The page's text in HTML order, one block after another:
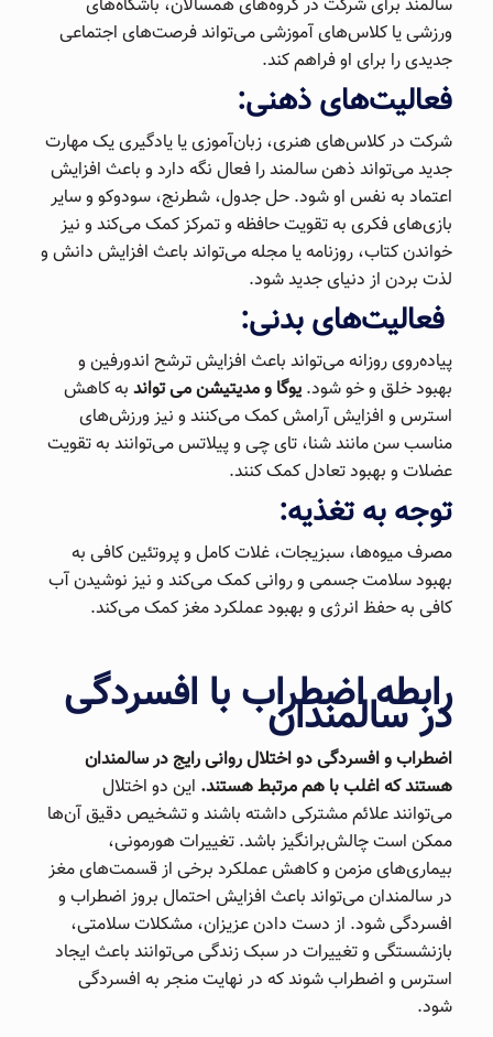
سالمند برای شرکت در گروه‌های همسالان، باشگاه‌های
ورزشی یا کلاس‌های آموزشی می‌تواند فرصت‌های اجتماعی
جدیدی را برای او فراهم کند.
فعالیت‌های ذهنی:
شرکت در کلاس‌های هنری، زبان‌آموزی یا یادگیری یک مهارت
جدید می‌تواند ذهن سالمند را فعال نگه دارد و باعث افزایش
اعتماد به نفس او شود. حل جدول، شطرنج، سودوکو و سایر
بازی‌های فکری به تقویت حافظه و تمرکز کمک می‌کند و نیز
خواندن کتاب، روزنامه یا مجله می‌تواند باعث افزایش دانش و
لذت بردن از دنیای جدید شود.
فعالیت‌های بدنی:
پیاده‌روی روزانه می‌تواند باعث افزایش ترشح اندورفین و
بهبود خلق و خو شود.یوگا و مدیتیشن می تواند به کاهش
استرس و افزایش آرامش کمک می‌کنند و نیز ورزش‌های
مناسب سن مانند شنا، تای چی و پیلاتس می‌توانند به تقویت
عضلات و بهبود تعادل کمک کنند.
توجه به تغذیه:
مصرف میوه‌ها، سبزیجات، غلات کامل و پروتئین کافی به
بهبود سلامت جسمی و روانی کمک می‌کند و نیز نوشیدن آب
کافی به حفظ انرژی و بهبود عملکرد مغز کمک می‌کند.
رابطه اضطراب با افسردگی
در سالمندان
اضطراب و افسردگی دو اختلال روانی رایج در سالمندان
هستند که اغلب با هم مرتبط هستند. این دو اختلال
می‌توانند علائم مشترکی داشته باشند و تشخیص دقیق آن‌ها
ممکن است چالش‌برانگیز باشد. تغییرات هورمونی،
بیماری‌های مزمن و کاهش عملکرد برخی از قسمت‌های مغز
در سالمندان می‌تواند باعث افزایش احتمال بروز اضطراب و
افسردگی شود. از دست دادن عزیزان، مشکلات سلامتی،
بازنشستگی و تغییرات در سبک زندگی می‌توانند باعث ایجاد
استرس و اضطراب شوند که در نهایت منجر به افسردگی
شود.